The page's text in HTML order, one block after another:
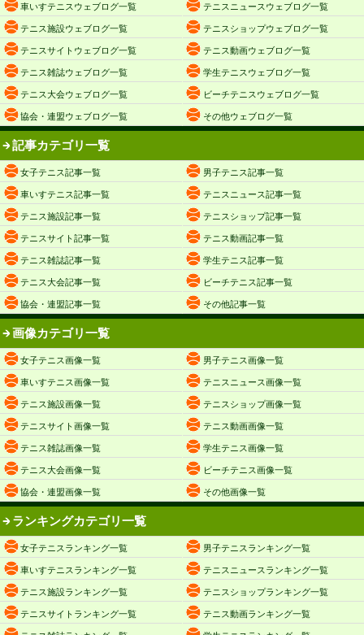
車いすテニスウェブログ一覧 テニスニュースウェブログ一覧
テニス施設ウェブログ一覧 テニスショップウェブログ一覧
テニスサイトウェブログ一覧 テニス動画ウェブログ一覧
テニス雑誌ウェブログ一覧 学生テニスウェブログ一覧
テニス大会ウェブログ一覧 ビーチテニスウェブログ一覧
協会・連盟ウェブログ一覧 その他ウェブログ一覧
記事カテゴリ一覧
女子テニス記事一覧 男子テニス記事一覧
車いすテニス記事一覧 テニスニュース記事一覧
テニス施設記事一覧 テニスショップ記事一覧
テニスサイト記事一覧 テニス動画記事一覧
テニス雑誌記事一覧 学生テニス記事一覧
テニス大会記事一覧 ビーチテニス記事一覧
協会・連盟記事一覧 その他記事一覧
画像カテゴリ一覧
女子テニス画像一覧 男子テニス画像一覧
車いすテニス画像一覧 テニスニュース画像一覧
テニス施設画像一覧 テニスショップ画像一覧
テニスサイト画像一覧 テニス動画画像一覧
テニス雑誌画像一覧 学生テニス画像一覧
テニス大会画像一覧 ビーチテニス画像一覧
協会・連盟画像一覧 その他画像一覧
ランキングカテゴリ一覧
女子テニスランキング一覧 男子テニスランキング一覧
車いすテニスランキング一覧 テニスニュースランキング一覧
テニス施設ランキング一覧 テニスショップランキング一覧
テニスサイトランキング一覧 テニス動画ランキング一覧